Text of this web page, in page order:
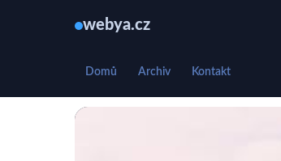
webya.cz
Domů Archiv Kontakt